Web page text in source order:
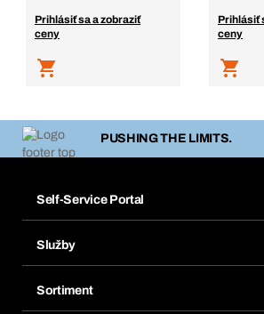
Prihlásiť sa a zobraziť
ceny
Prihlásiť
ceny
PUSHING THE LIMITS.
Self-Service Portal
Obľúbené
Služby
Sortiment